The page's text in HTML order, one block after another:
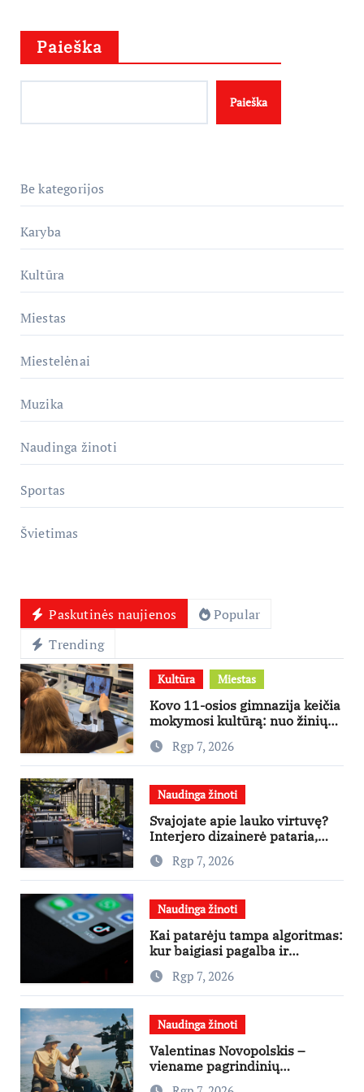
Paieška
Paieška
Be kategorijos
Karyba
Kultūra
Miestas
Miestelėnai
Muzika
Naudinga žinoti
Sportas
Švietimas
Paskutinės naujienos
Popular
Trending
Kultūra Miestas
Kovo 11-osios gimnazija keičia
mokymosi kultūrą: nuo žinių
kaupimo – prie jų supratimo ir
taikymo
Rgp 7, 2026
Naudinga žinoti
Svajojate apie lauko virtuvę?
Interjero dizainerė pataria,
nuo ko pradėti
Rgp 7, 2026
Naudinga žinoti
Kai patarėju tampa algoritmas:
kur baigiasi pagalba ir
prasideda reklama?
Rgp 7, 2026
Naudinga žinoti
Valentinas Novopolskis –
viename pagrindinių
vaidmenų penkių šalių filme